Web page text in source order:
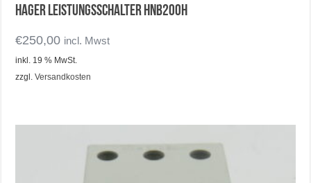
Hager Leistungsschalter HNB200H
€250,00 incl. Mwst
inkl. 19 % MwSt.
zzgl.Versandkosten